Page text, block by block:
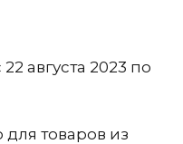
августа 2023 по
для товаров из